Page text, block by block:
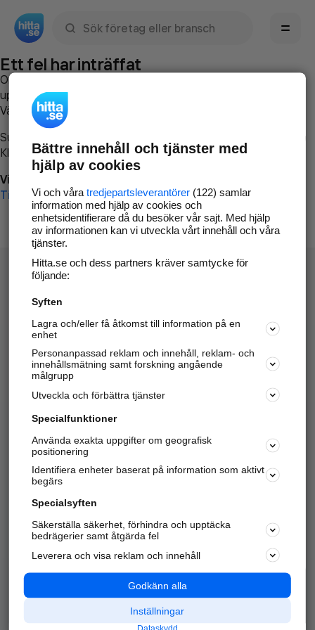
Ett fel har inträffat
Om du vill kan du
uppstod så att vi lättare och snabbare kan avhjälpa det.
Vänligen försök med följande:
Surfa till
Klicka påTillbaka-knappen i webbläsaren och försök igen
Vi beklagar besväret!
Till startsidan
Hitta.se - Gratis nummerupplysning.
Sök företag, personer och platser.
Hitta telefonnummer, adresser, företagsinfo mm.
Marknadsför företaget
Kom igång och annonsera mot
samarbetspartners nära dig.
Alla kategorier
Populära sökningar
API & Kartor
Annonsera
Integritet
Nödnummer
Bättre innehåll och tjänster med
hjälp av cookies
Vi och våra tredjepartsleverantörer(122) samlar
information med hjälp av cookies och
enhetsidentifierare då du besöker vår sajt. Med hjälp
av informationen kan vi utveckla vårt innehåll och våra
tjänster.
Hitta.se och dess partners kräver samtycke för
följande:
Syften
Lagra och/eller få åtkomst till information på en
enhet
Personanpassad reklam och innehåll, reklam- och
innehållsmätning samt forskning angående
målgrupp
Utveckla och förbättra tjänster
Specialfunktioner
Använda exakta uppgifter om geografisk
positionering
Identifiera enheter baserat på information som aktivt
begärs
Specialsyften
Säkerställa säkerhet, förhindra och upptäcka
bedrägerier samt åtgärda fel
Leverera och visa reklam och innehåll
Godkänn alla
Inställningar
Dataskydd